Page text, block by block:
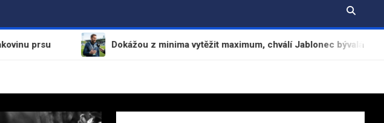
Dokážou z minima vytěžit maximum, chválí Jablonec bývalá opora